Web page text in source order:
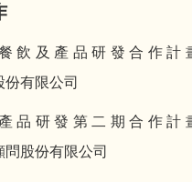
飲及產品研發合作計
份有限公司
品研發第二期合作計
問股份有限公司